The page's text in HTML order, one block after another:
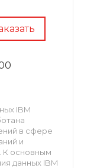
IBM
в сфере
и
К основным
данных IBM